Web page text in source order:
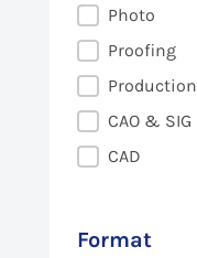
Usage
Photo
Proofing
Production
CAO & SIG
CAD
Format